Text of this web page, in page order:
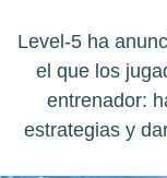
Level-5 ha
el que los
entrenador:
estrategias y